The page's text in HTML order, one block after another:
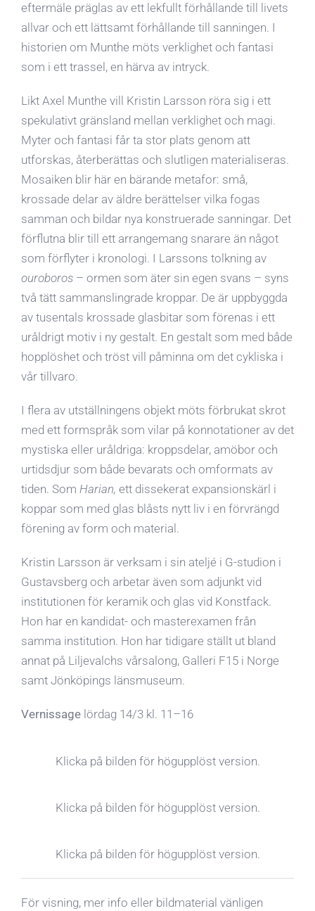
eftermäle präglas av ett lekfullt förhållande till livets
allvar och ett lättsamt förhållande till sanningen. I
historien om Munthe möts verklighet och fantasi
som i ett trassel, en härva av intryck.
Likt Axel Munthe vill Kristin Larsson röra sig i ett
spekulativt gränsland mellan verklighet och magi.
Myter och fantasi får ta stor plats genom att
utforskas, återberättas och slutligen materialiseras.
Mosaiken blir här en bärande metafor: små,
krossade delar av äldre berättelser vilka fogas
samman och bildar nya konstruerade sanningar. Det
förflutna blir till ett arrangemang snarare än något
som förflyter i kronologi. I Larssons tolkning av
ouroboros – ormen som äter sin egen svans – syns
två tätt sammanslingrade kroppar. De är uppbyggda
av tusentals krossade glasbitar som förenas i ett
uråldrigt motiv i ny gestalt. En gestalt som med både
hopplöshet och tröst vill påminna om det cykliska i
vår tillvaro.
I flera av utställningens objekt möts förbrukat skrot
med ett formspråk som vilar på konnotationer av det
mystiska eller uråldriga: kroppsdelar, amöbor och
urtidsdjur som både bevarats och omformats av
tiden. Som Harian, ett dissekerat expansionskärl i
koppar som med glas blåsts nytt liv i en förvrängd
förening av form och material.
Kristin Larsson är verksam i sin ateljé i G-studion i
Gustavsberg och arbetar även som adjunkt vid
institutionen för keramik och glas vid Konstfack.
Hon har en kandidat- och masterexamen från
samma institution. Hon har tidigare ställt ut bland
annat på Liljevalchs vårsalong, Galleri F15 i Norge
samt Jönköpings länsmuseum.
Vernissage lördag 14/3 kl. 11–16
Klicka på bilden för högupplöst version.
Klicka på bilden för högupplöst version.
Klicka på bilden för högupplöst version.
För visning, mer info eller bildmaterial vänligen